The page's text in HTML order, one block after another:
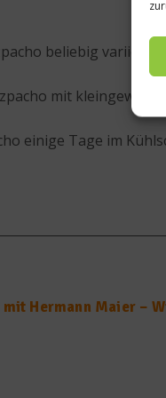
beliebig
mit
einige Tage im
mit Hermann Maier –